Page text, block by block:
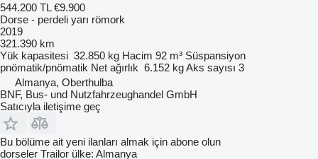
544.200 TL €9.900
Dorse - perdeli yarı römork
2019
321.390 km
Yük kapasitesi 32.850 kg Hacim 92 m³ Süspansiyon
pnömatik/pnömatik Net ağırlık 6.152 kgAks sayısı 3
Almanya, Oberthulba
BNF, Bus- und Nutzfahrzeughandel GmbH
Satıcıyla iletişime geç
Bu bölüme ait yeni ilanları almak için abone olun
dorseler Trailor ülke: Almanya